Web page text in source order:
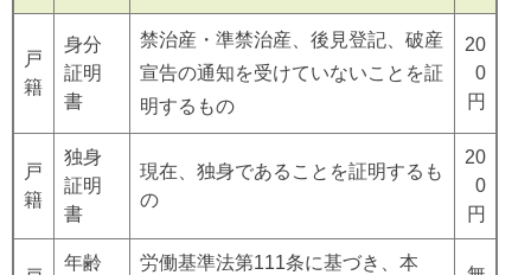
戸
籍
身分
証明
書
​禁治産・準禁治産、後見登記、破産
宣告の通知を受けていないことを証
明するもの
20
0
円
戸
籍
独身
証明
書
​現在、独身であることを証明するも
の
20
0
円
年齢
労働基準法第111条に基づき、本